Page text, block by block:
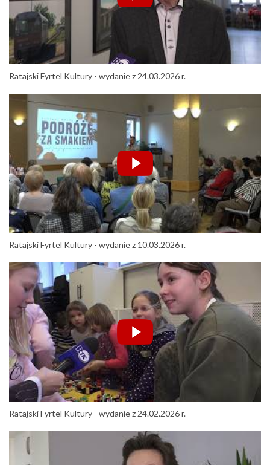
Ratajski Fyrtel Kultury - wydanie z 24.03.2026 r.
Ratajski Fyrtel Kultury - wydanie z 10.03.2026 r.
Ratajski Fyrtel Kultury - wydanie z 24.02.2026 r.